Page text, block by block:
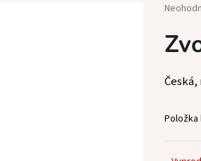
produktu
je
z
5